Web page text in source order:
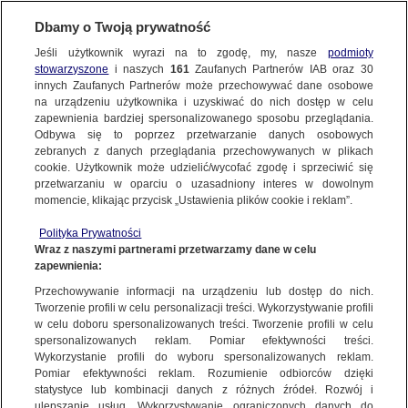
FAKTY | FAKTY PO POŁUDNIU
Donald Tusk chce, żeby Polska uczestniczyła w "europejskiej żelaznej
kopule". Andrzejowi Dudzie to się nie podoba
NAJNOWSZE
ZOBACZ FAKTY
FAKTY PO FAKTACH
FAKTY O ŚWIECIE
WIĘCEJ
KANAŁY
Dzień dobry!
Jedno konto do wszystkich usług
Dbamy o Twoją prywatność
Jeśli użytkownik wyrazi na to zgodę, my, nasze podmioty
stowarzyszone i naszych 161Zaufanych Partnerów IAB oraz 30
innych Zaufanych Partnerów może przechowywać dane osobowe
na urządzeniu użytkownika i uzyskiwać do nich dostęp w celu
zapewnienia bardziej spersonalizowanego sposobu przeglądania.
Odbywa się to poprzez przetwarzanie danych osobowych
zebranych z danych przeglądania przechowywanych w plikach
cookie. Użytkownik może udzielić/wycofać zgodę i sprzeciwić się
przetwarzaniu w oparciu o uzasadniony interes w dowolnym
momencie, klikając przycisk „Ustawienia plików cookie i reklam”.
Polityka Prywatności
Wraz z naszymi partnerami przetwarzamy dane w celu
zapewnienia:
Przechowywanie informacji na urządzeniu lub dostęp do nich.
Tworzenie profili w celu personalizacji treści. Wykorzystywanie profili
w celu doboru spersonalizowanych treści. Tworzenie profili w celu
spersonalizowanych reklam. Pomiar efektywności treści.
Wykorzystanie profili do wyboru spersonalizowanych reklam.
Pomiar efektywności reklam. Rozumienie odbiorców dzięki
statystyce lub kombinacji danych z różnych źródeł. Rozwój i